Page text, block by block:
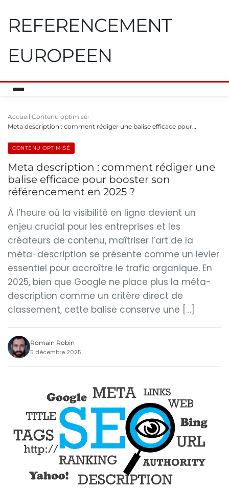
REFERENCEMENT
EUROPEEN
Accueil Contenu optimisé
Meta description : comment rédiger une balise efficace pour…
CONTENU OPTIMISÉ
Meta description : comment rédiger une
balise efficace pour booster son
référencement en 2025 ?
À l’heure où la visibilité en ligne devient un
enjeu crucial pour les entreprises et les
créateurs de contenu, maîtriser l’art de la
méta-description se présente comme un levier
essentiel pour accroître le trafic organique. En
2025, bien que Google ne place plus la méta-
description comme un critère direct de
classement, cette balise conserve une […]
Romain Robin
5 décembre 2025